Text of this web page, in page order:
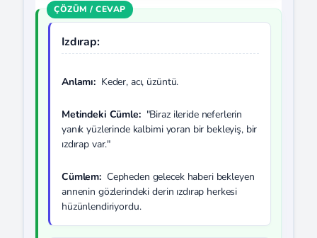
Izdırap:
Anlamı: Keder, acı, üzüntü.
Metindeki Cümle: "Biraz ileride neferlerin
yanık yüzlerinde kalbimi yoran bir bekleyiş, bir
ızdırap var."
Cümlem: Cepheden gelecek haberi bekleyen
annenin gözlerindeki derin ızdırap herkesi
hüzünlendiriyordu.